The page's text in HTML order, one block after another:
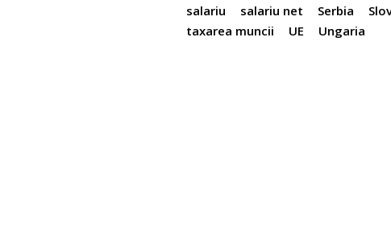
salariu
salariu net Serbia
taxarea muncii
UE Ungaria